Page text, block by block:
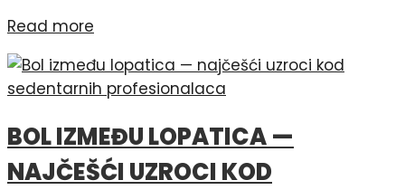
Read more
BOL IZMEĐU LOPATICA —
NAJČEŠĆI UZROCI KOD